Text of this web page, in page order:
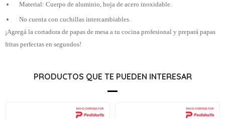
Material: Cuerpo de aluminio, hoja de acero inoxidable.
No cuenta con cuchillas intercambiables.
¡Agregá la cortadora de papas de mesa a tu cocina profesional y prepará papas
fritas perfectas en segundos!
PRODUCTOS QUE TE PUEDEN INTERESAR